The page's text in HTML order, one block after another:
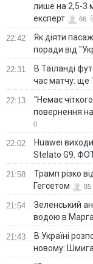
лише на 2,5-3
експерт
66
22:42
Як діяти
поради від
22:31
В Таїланді
час матчу: ще
22:13
"Немає
повернення
0
22:02
Huawei
Stelato G9.
21:58
Трамп різко
Гегсетом
85
21:54
Зеленський
водою в
21:43
В Україні
новому: